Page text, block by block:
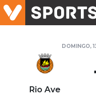
DOMINGO,
Rio Ave